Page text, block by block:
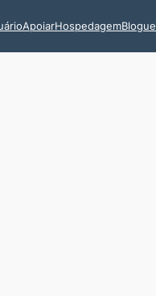
ApoiarHospedagemBlogue